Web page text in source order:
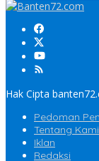
Hak Cipta
Pedoman
Tentang Kami
Iklan
Redaksi